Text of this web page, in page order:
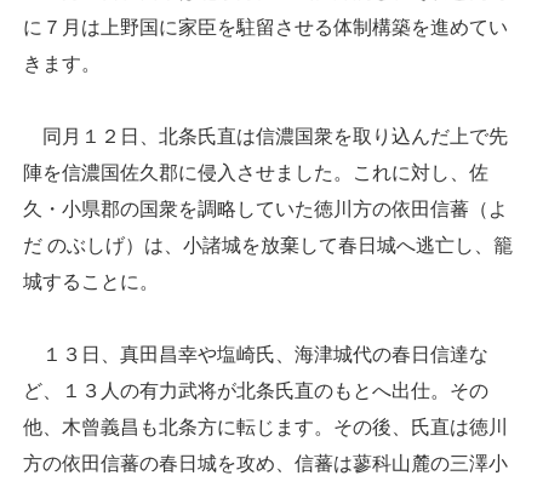
に７月は上野国に家臣を駐留させる体制構築を進めてい
きます。
同月１２日、北条氏直は信濃国衆を取り込んだ上で先
陣を信濃国佐久郡に侵入させました。これに対し、佐
久・小県郡の国衆を調略していた徳川方の依田信蕃（よ
だ のぶしげ）は、小諸城を放棄して春日城へ逃亡し、籠
城することに。
１３日、真田昌幸や塩崎氏、海津城代の春日信達な
ど、１３人の有力武将が北条氏直のもとへ出仕。その
他、木曾義昌も北条方に転じます。その後、氏直は徳川
方の依田信蕃の春日城を攻め、信蕃は蓼科山麓の三澤小